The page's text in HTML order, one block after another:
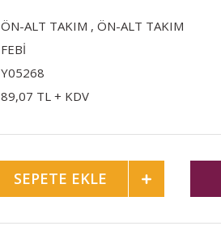
ÖN-ALT TAKIM , ÖN-ALT TAKIM
FEBİ
Y05268
89,07 TL + KDV
SEPETE EKLE